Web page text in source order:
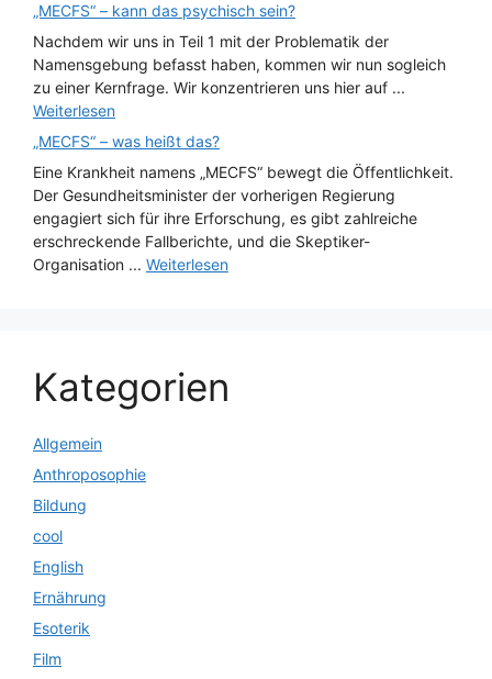
„MECFS“ – kann das psychisch sein?
Nachdem wir uns in Teil 1 mit der Problematik der
Namensgebung befasst haben, kommen wir nun sogleich
zu einer Kernfrage. Wir konzentrieren uns hier auf ...
Weiterlesen
„MECFS“ – was heißt das?
Eine Krankheit namens „MECFS“ bewegt die Öffentlichkeit.
Der Gesundheitsminister der vorherigen Regierung
engagiert sich für ihre Erforschung, es gibt zahlreiche
erschreckende Fallberichte, und die Skeptiker-
Organisation ... Weiterlesen
Kategorien
Allgemein
Anthroposophie
Bildung
cool
English
Ernährung
Esoterik
Film